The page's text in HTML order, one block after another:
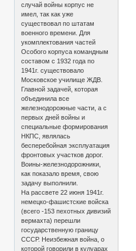
случай войны корпус не
имел, так как уже
существовал по штатам
военного времени. Для
укомплектования частей
Особого корпуса командным
составом с 1932 года по
1941г. существовало
Московское училище ЖДВ.
Главной задачей, которая
объединила все
железнодорожные части, а с
первых дней войны и
специальные формирования
НКПС, являлась
бесперебойная эксплуатация
фронтовых участков дорог.
Воины-железнодорожники,
как показало время, свою
задачу выполнили.
На рассвете 22 июня 1941г.
немецко-фашистские войска
(всего -153 пехотных дивизий
вермахта) перешли
государственную границу
СССР. Неизбежная война, о
которой говорили в кулуарах